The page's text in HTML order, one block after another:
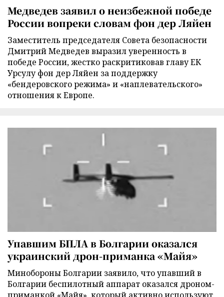
Медведев заявил о неизбежной победе
России вопреки словам фон дер Ляйен
Заместитель председателя Совета безопасности
Дмитрий Медведев выразил уверенность в
победе России, жестко раскритиковав главу ЕК
Урсулу фон дер Ляйен за поддержку
«бендеровского режима» и «наплевательского»
отношения к Европе.
Упавшим БПЛА в Болгарии оказался
украинский дрон-приманка «Майя»
Минобороны Болгарии заявило, что упавший в
Болгарии беспилотный аппарат оказался дроном-